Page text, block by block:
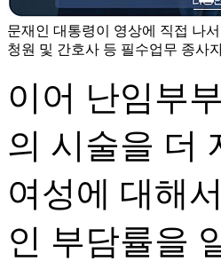
문재인 대통령이 영상에 직접 나
청원 및 간호사 등 필수업무 종사
이어 난임부
의 시술을 더
여성에 대해
인 부담률을